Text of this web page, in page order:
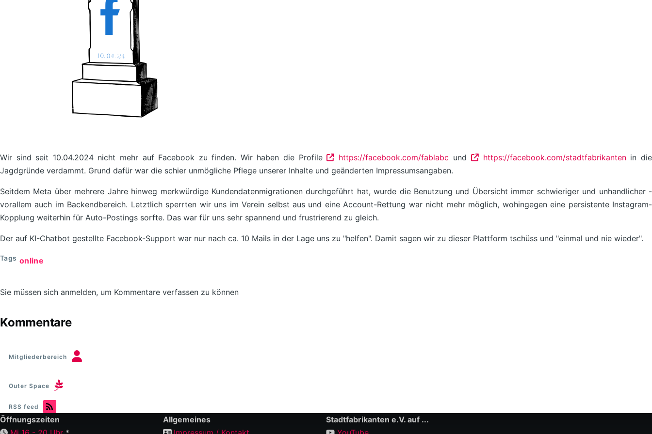
Wir sind seit 10.04.2024 nicht mehr auf Facebook zu finden. Wir haben die Profile https://facebook.com/fablabc und https://facebook.com/stadtfabrikantenin die
Jagdgründe verdammt. Grund dafür war die schier unmögliche Pflege unserer Inhalte und geänderten Impressumsangaben.
Seitdem Meta über mehrere Jahre hinweg merkwürdige Kundendatenmigrationen durchgeführt hat, wurde die Benutzung und Übersicht immer schwieriger und unhandlicher -
vorallem auch im Backendbereich. Letztlich sperrten wir uns im Verein selbst aus und eine Account-Rettung war nicht mehr möglich, wohingegen eine persistente Instagram-
Kopplung weiterhin für Auto-Postings sorfte. Das war für uns sehr spannend und frustrierend zu gleich.
Der auf KI-Chatbot gestellte Facebook-Support war nur nach ca. 10 Mails in der Lage uns zu "helfen". Damit sagen wir zu dieser Plattform tschüss und "einmal und nie wieder".
Tags online
Sie müssen sich anmelden, um Kommentare verfassen zu können
Kommentare
Mitgliederbereich
Outer Space
RSS feed
Öffnungszeiten
Allgemeines
Stadtfabrikanten e.V. auf ...